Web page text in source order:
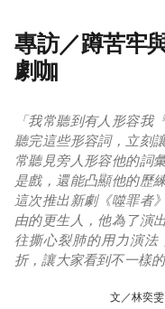
專訪／蹲苦牢
劇咖
「我常聽到有人形容我
聽完這些形容詞，立刻
常聽見旁人形容他的詞
是戲，還能凸顯他的歷
這次推出新劇《噬罪者
由的更生人，他為了演
往撕心裂肺的用力演
折，讓大家看到不一樣的
文／林奕